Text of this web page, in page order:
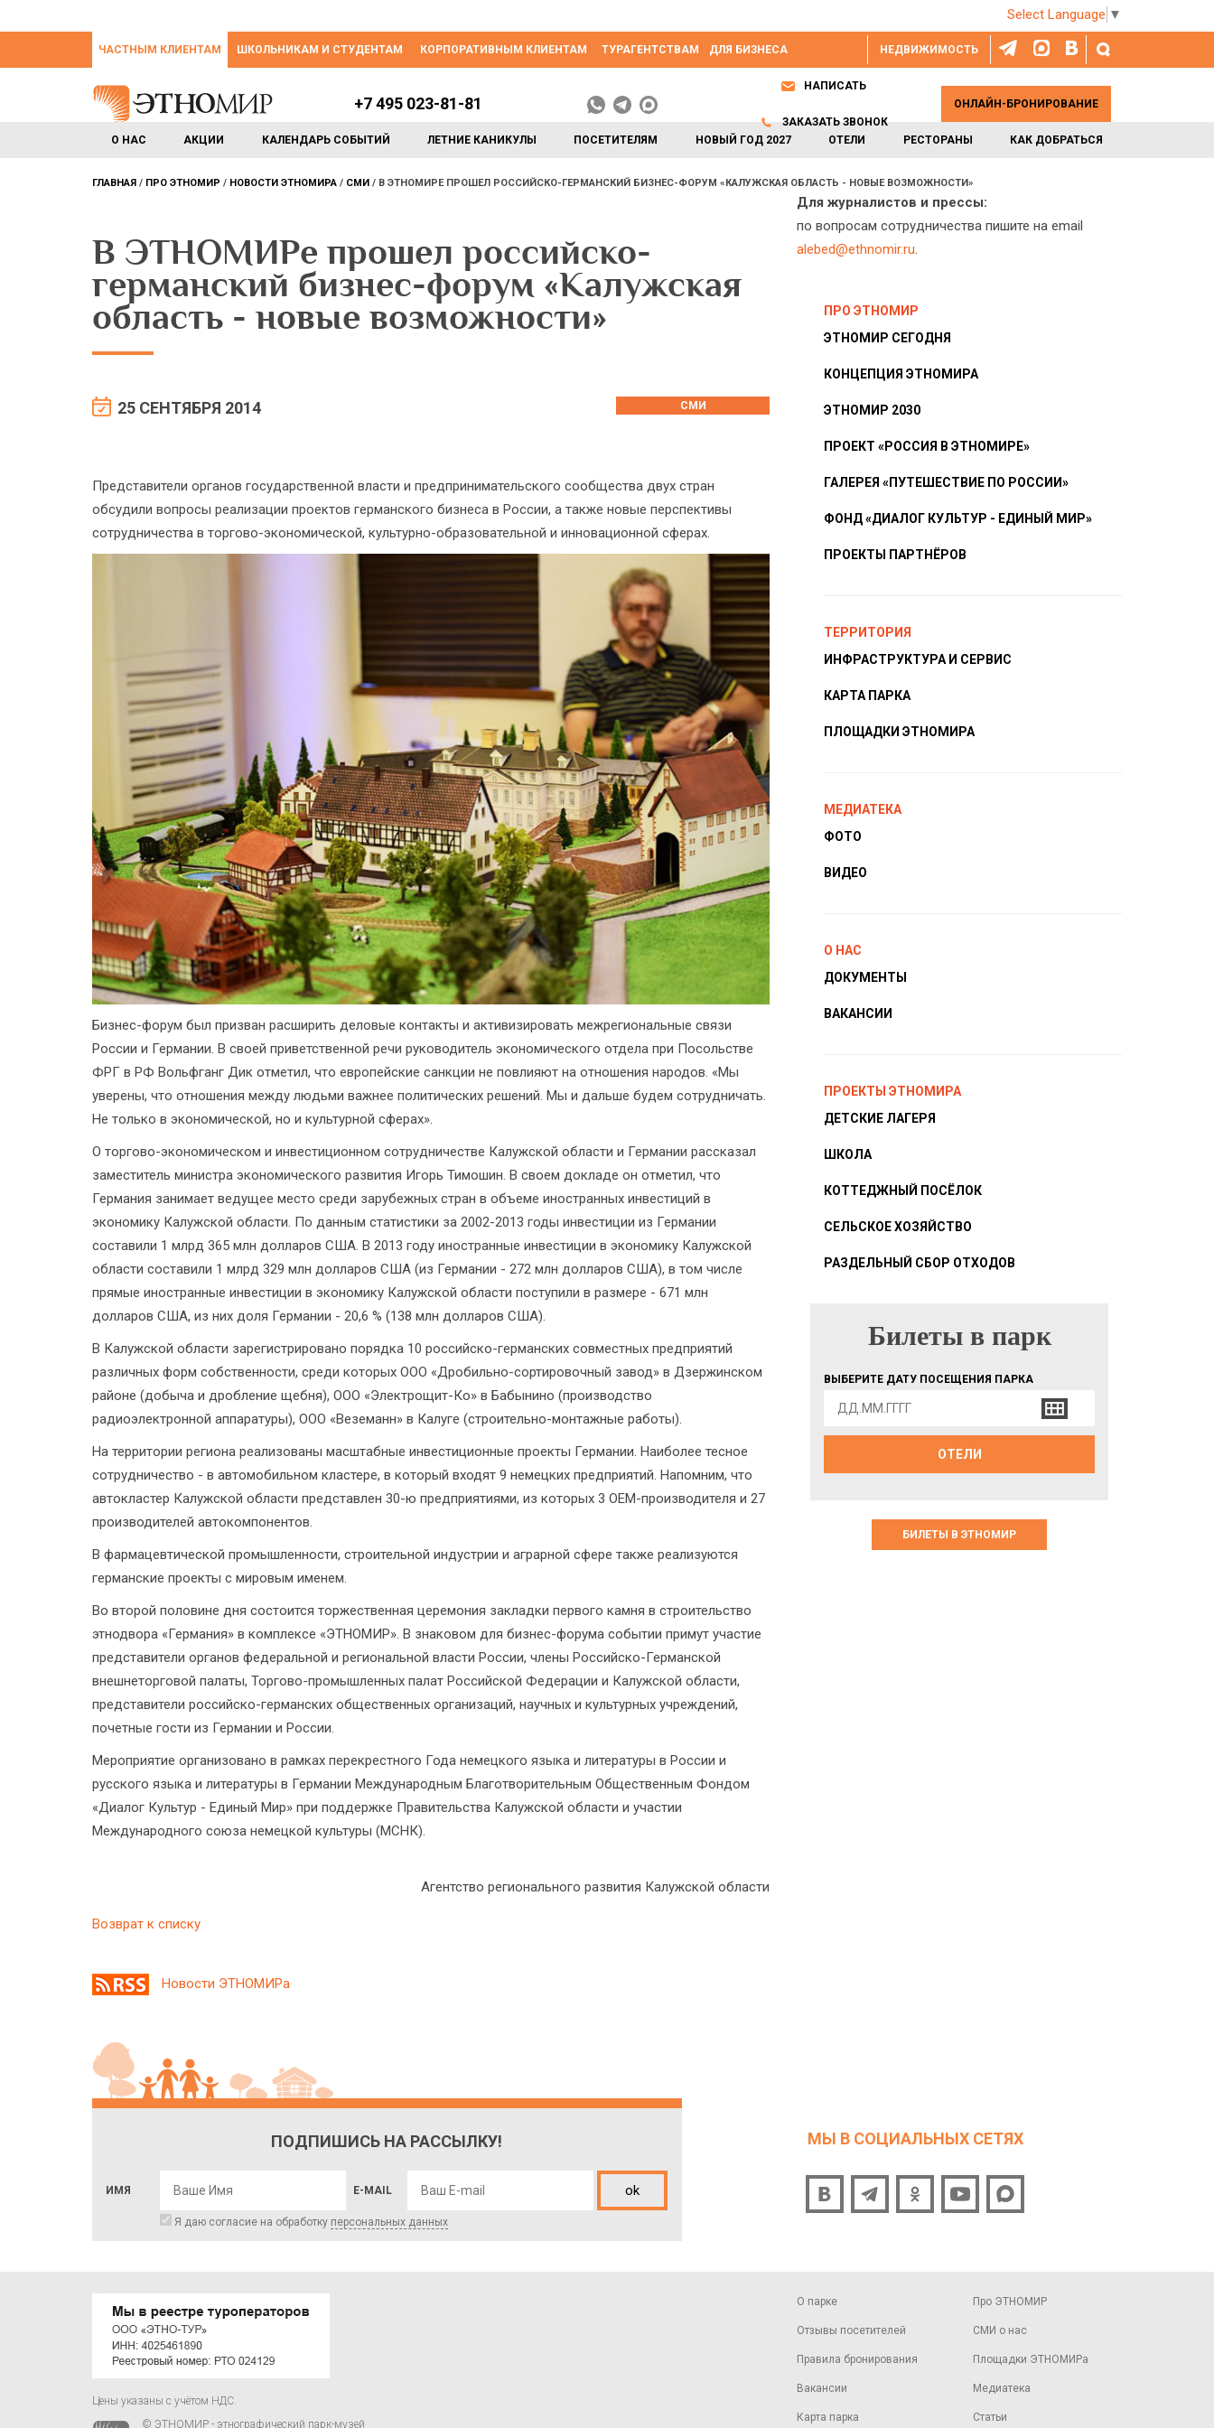
Select Language ▼
НЕДВИЖИМОСТЬ
ЧАСТНЫМ КЛИЕНТАМ ШКОЛЬНИКАМ И СТУДЕНТАМ КОРПОРАТИВНЫМ КЛИЕНТАМ ТУРАГЕНТСТВАМ ДЛЯ БИЗНЕСА
О НАС АКЦИИ КАЛЕНДАРЬ СОБЫТИЙ ЛЕТНИЕ КАНИКУЛЫ ПОСЕТИТЕЛЯМ НОВЫЙ ГОД 2027 ОТЕЛИ РЕСТОРАНЫ КАК ДОБРАТЬСЯ
+7 495 023-81-81
НАПИСАТЬ
ЗАКАЗАТЬ ЗВОНОК
ОНЛАЙН-БРОНИРОВАНИЕ
ГЛАВНАЯ ПРО ЭТНОМИР НОВОСТИ ЭТНОМИРА СМИ В ЭТНОМИРЕ ПРОШЕЛ РОССИЙСКО-ГЕРМАНСКИЙ БИЗНЕС-ФОРУМ «КАЛУЖСКАЯ ОБЛАСТЬ - НОВЫЕ ВОЗМОЖНОСТИ»
В ЭТНОМИРе прошел российско-
германский бизнес-форум «Калужская
область - новые возможности»
25 СЕНТЯБРЯ 2014 СМИ
Представители органов государственной власти и предпринимательского сообщества двух стран
обсудили вопросы реализации проектов германского бизнеса в России, а также новые перспективы
сотрудничества в торгово-экономической, культурно-образовательной и инновационной сферах.
Бизнес-форум был призван расширить деловые контакты и активизировать межрегиональные связи
России и Германии. В своей приветственной речи руководитель экономического отдела при Посольстве
ФРГ в РФ Вольфганг Дик отметил, что европейские санкции не повлияют на отношения народов. «Мы
уверены, что отношения между людьми важнее политических решений. Мы и дальше будем сотрудничать.
Не только в экономической, но и культурной сферах».
О торгово-экономическом и инвестиционном сотрудничестве Калужской области и Германии рассказал
заместитель министра экономического развития Игорь Тимошин. В своем докладе он отметил, что
Германия занимает ведущее место среди зарубежных стран в объеме иностранных инвестиций в
экономику Калужской области. По данным статистики за 2002-2013 годы инвестиции из Германии
составили 1 млрд 365 млн долларов США. В 2013 году иностранные инвестиции в экономику Калужской
области составили 1 млрд 329 млн долларов США (из Германии - 272 млн долларов США), в том числе
прямые иностранные инвестиции в экономику Калужской области поступили в размере - 671 млн
долларов США, из них доля Германии - 20,6 % (138 млн долларов США).
В Калужской области зарегистрировано порядка 10 российско-германских совместных предприятий
различных форм собственности, среди которых ООО «Дробильно-сортировочный завод» в Дзержинском
районе (добыча и дробление щебня), ООО «Электрощит-Ко» в Бабынино (производство
радиоэлектронной аппаратуры), ООО «Веземанн» в Калуге (строительно-монтажные работы).
На территории региона реализованы масштабные инвестиционные проекты Германии. Наиболее тесное
сотрудничество - в автомобильном кластере, в который входят 9 немецких предприятий. Напомним, что
автокластер Калужской области представлен 30-ю предприятиями, из которых 3 OEM-производителя и 27
производителей автокомпонентов.
В фармацевтической промышленности, строительной индустрии и аграрной сфере также реализуются
германские проекты с мировым именем.
Во второй половине дня состоится торжественная церемония закладки первого камня в строительство
этнодвора «Германия» в комплексе «ЭТНОМИР». В знаковом для бизнес-форума событии примут участие
представители органов федеральной и региональной власти России, члены Российско-Германской
внешнеторговой палаты, Торгово-промышленных палат Российской Федерации и Калужской области,
представители российско-германских общественных организаций, научных и культурных учреждений,
почетные гости из Германии и России.
Мероприятие организовано в рамках перекрестного Года немецкого языка и литературы в России и
русского языка и литературы в Германии Международным Благотворительным Общественным Фондом
«Диалог Культур - Единый Мир» при поддержке Правительства Калужской области и участии
Международного союза немецкой культуры (МСНК).
Агентство регионального развития Калужской области
Возврат к списку
Для журналистов и прессы:
по вопросам сотрудничества пишите на email
alebed@ethnomir.ru.
ПРО ЭТНОМИР
ЭТНОМИР СЕГОДНЯ
КОНЦЕПЦИЯ ЭТНОМИРА
ЭТНОМИР 2030
ПРОЕКТ «РОССИЯ В ЭТНОМИРЕ»
ГАЛЕРЕЯ «ПУТЕШЕСТВИЕ ПО РОССИИ»
ФОНД «ДИАЛОГ КУЛЬТУР - ЕДИНЫЙ МИР»
ПРОЕКТЫ ПАРТНЁРОВ
ТЕРРИТОРИЯ
ИНФРАСТРУКТУРА И СЕРВИС
КАРТА ПАРКА
ПЛОЩАДКИ ЭТНОМИРА
МЕДИАТЕКА
ФОТО
ВИДЕО
О НАС
ДОКУМЕНТЫ
ВАКАНСИИ
ПРОЕКТЫ ЭТНОМИРА
ДЕТСКИЕ ЛАГЕРЯ
ШКОЛА
КОТТЕДЖНЫЙ ПОСЁЛОК
СЕЛЬСКОЕ ХОЗЯЙСТВО
РАЗДЕЛЬНЫЙ СБОР ОТХОДОВ
БИЛЕТЫ В ПАРК
Билеты в парк
ВЫБЕРИТЕ ДАТУ ПОСЕЩЕНИЯ ПАРКА
ОТЕЛИ
БИЛЕТЫ В ЭТНОМИР
Новости ЭТНОМИРа
ПОДПИШИСЬ НА РАССЫЛКУ!
ИМЯ E-MAIL ok
Я даю согласие на обработку персональных данных
МЫ В СОЦИАЛЬНЫХ СЕТЯХ
О парке
Отзывы посетителей
Правила бронирования
Вакансии
Карта парка
Про ЭТНОМИР
СМИ о нас
Площадки ЭТНОМИРа
Медиатека
Статьи
Цены указаны с учётом НДС.
© ЭТНОМИР - этнографический парк-музей